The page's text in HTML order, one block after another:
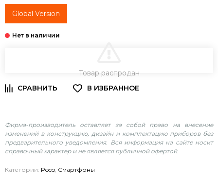
Global Version
Товар распродан
Фирма-производитель оставляет за собой право на внесение
изменений в конструкцию, дизайн и комплектацию приборов без
предварительного уведомления. Вся информация на сайте носит
справочный характер и не является публичной офертой.
Категории: Poco, Смартфоны